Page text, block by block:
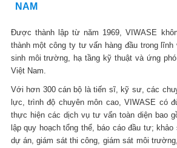
NAM
Được thành lập từ năm 1969, VIWASE
thành một công ty tư vấn hàng đầu trong
sinh môi trường, hạ tầng kỹ thuật và ứng
Việt Nam.
Với hơn 300 cán bộ là tiến sĩ, kỹ sư, các
lực, trình độ chuyên môn cao, VIWASE có
thực hiện các dịch vụ tư vấn toàn diện bao
lập quy hoạch tổng thể, báo cáo đầu tư;
dự án, giám sát thi công, giám sát môi